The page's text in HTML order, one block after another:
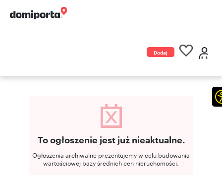
Dodaj
To ogłoszenie jest już nieaktualne.
Ogłoszenia archiwalne prezentujemy w celu budowania
wartościowej bazy średnich cen nieruchomości.